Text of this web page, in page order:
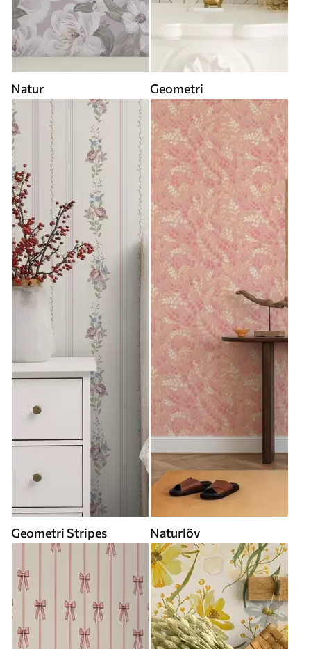
Natur Geometri
Geometri Stripes Naturlöv